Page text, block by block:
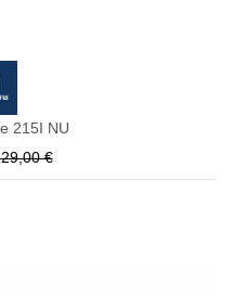
215I NU
€